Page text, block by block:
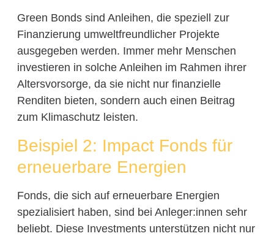
Green Bonds sind Anleihen, die speziell zur
Finanzierung umweltfreundlicher Projekte
ausgegeben werden. Immer mehr Menschen
investieren in solche Anleihen im Rahmen ihrer
Altersvorsorge, da sie nicht nur finanzielle
Renditen bieten, sondern auch einen Beitrag
zum Klimaschutz leisten.
Beispiel 2: Impact Fonds für
erneuerbare Energien
Fonds, die sich auf erneuerbare Energien
spezialisiert haben, sind bei Anleger:innen sehr
beliebt. Diese Investments unterstützen nicht nur